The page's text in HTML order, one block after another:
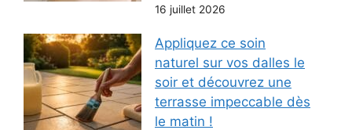
16 juillet 2026
Appliquez ce soin
naturel sur vos dalles le
soir et découvrez une
terrasse impeccable dès
le matin !